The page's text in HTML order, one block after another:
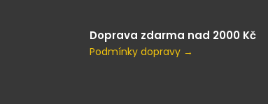
Doprava zdarma nad 2000 Kč
Podmínky dopravy →